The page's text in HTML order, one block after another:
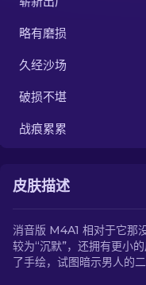
略有磨损
久经沙场
破损不堪
战痕累累
皮肤描述
消音版 M4A1 相对于它那
较为“沉默”，还拥有更小
了手绘，试图暗示男人的二